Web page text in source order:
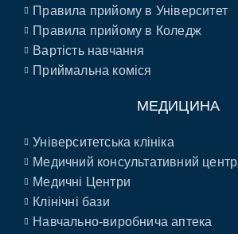
Правила прийому в Університет
Правила прийому в Коледж
Вартість навчання
Приймальна коміся
МЕДИЦИНА
Університетська клініка
Медичний консультативний центр
Медичні Центри
Клінічні бази
Навчально-виробнича аптека